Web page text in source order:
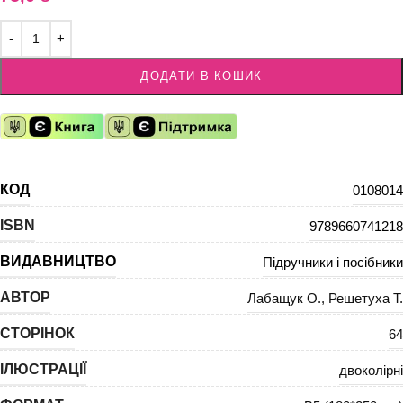
ДОДАТИ В КОШИК
КОД 0108014
ISBN 9789660741218
ВИДАВНИЦТВО Підручники і посібники
АВТОР Лабащук О., Решетуха Т.
СТОРІНОК 64
ІЛЮСТРАЦІЇ двоколірні